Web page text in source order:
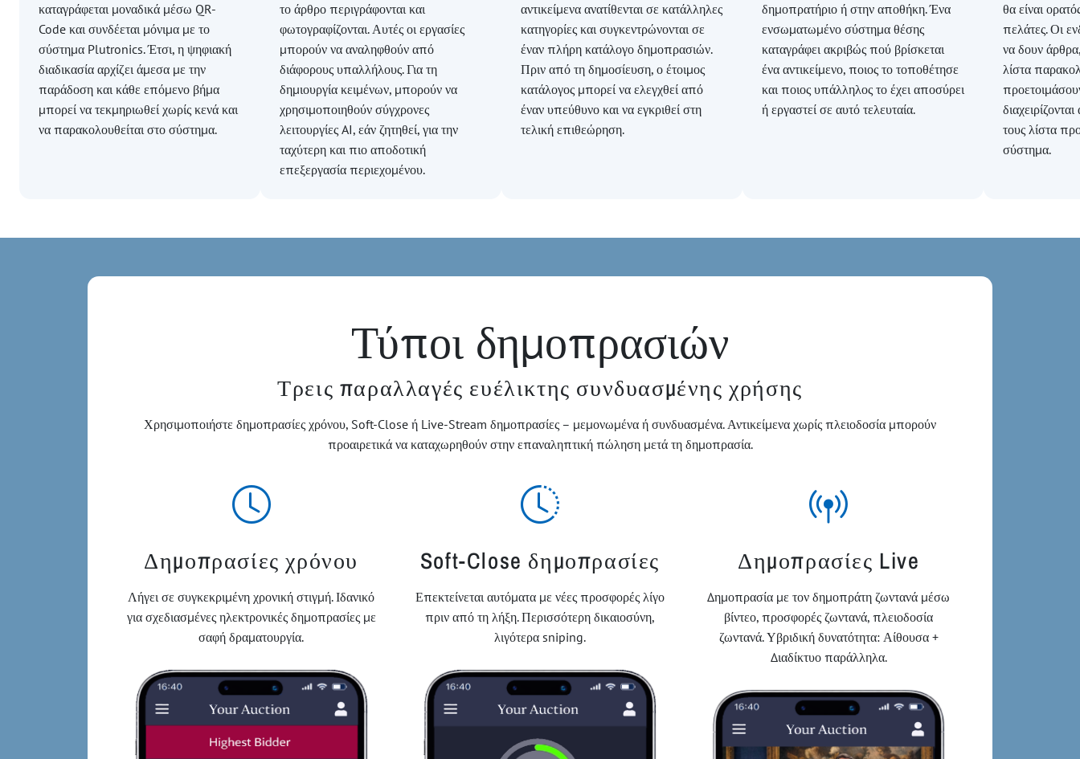
καταγράφεται μοναδικά μέσω QR-
Code και συνδέεται μόνιμα με το
σύστημα Plutronics. Έτσι, η ψηφιακή
διαδικασία αρχίζει άμεσα με την
παράδοση και κάθε επόμενο βήμα
μπορεί να τεκμηριωθεί χωρίς κενά και
να παρακολουθείται στο σύστημα.
το άρθρο περιγράφονται και
φωτογραφίζονται. Αυτές οι εργασίες
μπορούν να αναληφθούν από
διάφορους υπαλλήλους. Για τη
δημιουργία κειμένων, μπορούν να
χρησιμοποιηθούν σύγχρονες
λειτουργίες AI, εάν ζητηθεί, για την
ταχύτερη και πιο αποδοτική
επεξεργασία περιεχομένου.
αντικείμενα ανατίθενται σε κατάλληλες
κατηγορίες και συγκεντρώνονται σε
έναν πλήρη κατάλογο δημοπρασιών.
Πριν από τη δημοσίευση, ο έτοιμος
κατάλογος μπορεί να ελεγχθεί από
έναν υπεύθυνο και να εγκριθεί στη
τελική επιθεώρηση.
δημοπρατήριο ή στην αποθήκη. Ένα
ενσωματωμένο σύστημα θέσης
καταγράφει ακριβώς πού βρίσκεται
ένα αντικείμενο, ποιος το τοποθέτησε
και ποιος υπάλληλος το έχει αποσύρει
ή εργαστεί σε αυτό τελευταία.
θα είναι
πελάτες. Οι
να δουν
λίστα
τους λίστα
σύστημα.
Τύποι δημοπρασιών
Τρεις παραλλαγές ευέλικτης συνδυασμένης χρήσης
Χρησιμοποιήστε δημοπρασίες χρόνου, Soft-Close ή Live-Stream δημοπρασίες – μεμονωμένα ή συνδυασμένα. Αντικείμενα χωρίς πλειοδοσία μπορούν
προαιρετικά να καταχωρηθούν στην επαναληπτική πώληση μετά τη δημοπρασία.
Δημοπρασίες χρόνου
Λήγει σε συγκεκριμένη χρονική στιγμή. Ιδανικό
για σχεδιασμένες ηλεκτρονικές δημοπρασίες με
σαφή δραματουργία.
Soft-Close δημοπρασίες
Επεκτείνεται αυτόματα με νέες προσφορές λίγο
πριν από τη λήξη. Περισσότερη δικαιοσύνη,
λιγότερα sniping.
Δημοπρασίες Live
Δημοπρασία με τον δημοπράτη ζωντανά μέσω
βίντεο, προσφορές ζωντανά, πλειοδοσία
ζωντανά. Υβριδική δυνατότητα: Αίθουσα +
Διαδίκτυο παράλληλα.